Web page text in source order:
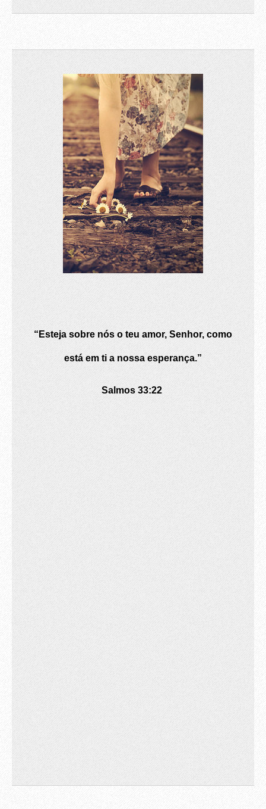
“Esteja sobre nós o teu amor, Senhor, como
está em ti a nossa esperança.”
Salmos 33:22